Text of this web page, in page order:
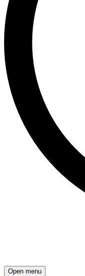
Open menu